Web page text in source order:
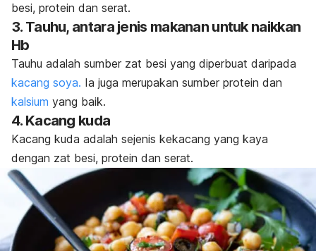
besi, protein dan serat.
3. Tauhu, antara jenis makanan untuk naikkan
Hb
Tauhu adalah sumber zat besi yang diperbuat daripada
kacang soya. Ia juga merupakan sumber protein dan
kalsium yang baik.
4. Kacang kuda
Kacang kuda adalah sejenis kekacang yang kaya
dengan zat besi, protein dan serat.